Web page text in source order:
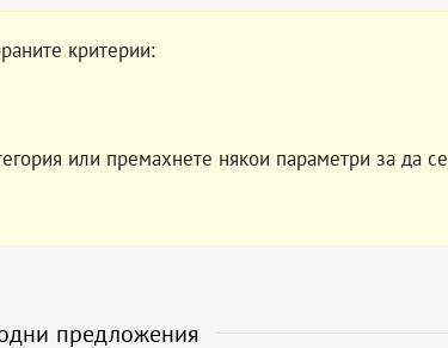
критерии:
или премахнете някои параметри за да се
предложения